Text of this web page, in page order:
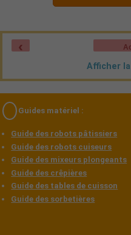
‹
Afficher
Guides matériel :
Guide des robots pâtissiers
Guide des robots cuiseurs
Guide des mixeurs plongeants
Guide des crêpières
Guide des tables de cuisson
Guide des sorbetières